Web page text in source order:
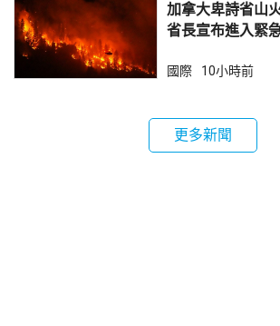
加拿大卑詩省山
省長宣布進入緊
國際 10小時前
更多新聞